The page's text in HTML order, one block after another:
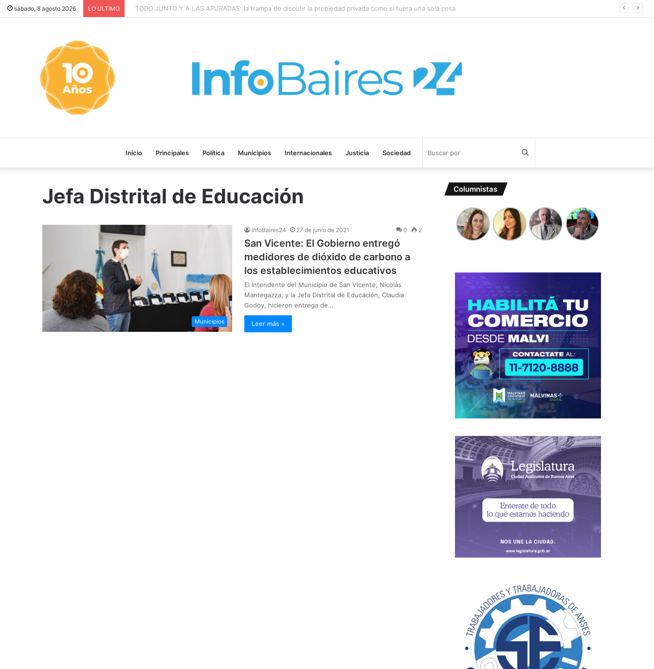
sábado, 8 agosto 2026 LO ULTIMO TODO JUNTO Y A LAS APURADAS: la trampa de discutir la propiedad privada como si fuera una sola cosa
Inicio Principales Política Municipios Internacionales Justicia Sociedad
Jefa Distrital de Educación
Municipios
InfoBaires24 27 de junio de 2021 0 2
San Vicente: El Gobierno entregó
medidores de dióxido de carbono a
los establecimientos educativos
El Intendente del Municipio de San Vicente, Nicolás
Mantegazza, y la Jefa Distrital de Educación, Claudia
Godoy, hicieron entrega de…
Leer más »
Columnistas